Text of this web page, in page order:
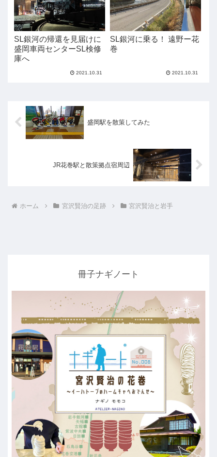
SL銀河の帰還を見届けに
盛岡車両センターSL検修
庫へ
2021.10.31
SL銀河に乗る！ 遠野ー花
巻
2021.10.31
盛岡駅を散策してみた
JR花巻駅と散策拠点宿周辺
ホーム 宮沢賢治の足跡 宮沢賢治と岩手
冊子ナギノート